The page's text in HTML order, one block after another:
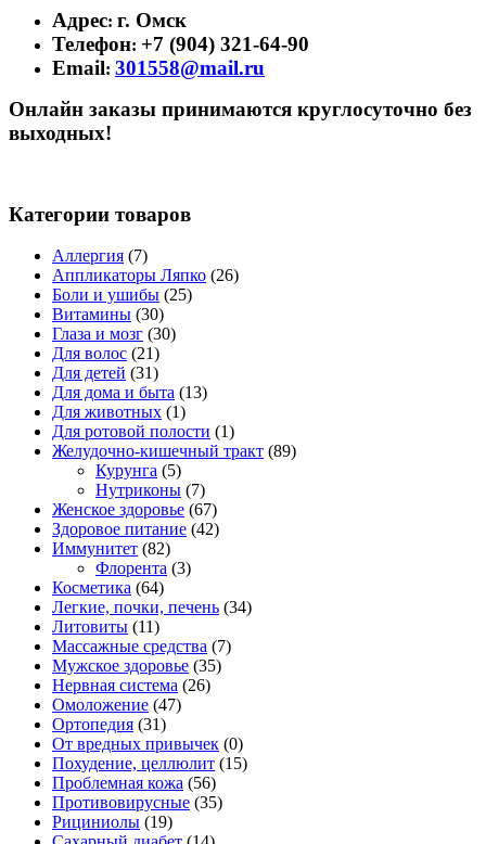
Адрес: г. Омск
Телефон: +7 (904) 321-64-90
Email: 301558@mail.ru
Онлайн заказы принимаются круглосуточно без
выходных!
Категории товаров
Аллергия (7)
Аппликаторы Ляпко (26)
Боли и ушибы (25)
Витамины (30)
Глаза и мозг (30)
Для волос (21)
Для детей (31)
Для дома и быта (13)
Для животных (1)
Для ротовой полости (1)
Желудочно-кишечный тракт (89)
Курунга (5)
Нутриконы (7)
Женское здоровье (67)
Здоровое питание (42)
Иммунитет (82)
Флорента (3)
Косметика (64)
Легкие, почки, печень (34)
Литовиты (11)
Массажные средства (7)
Мужское здоровье (35)
Нервная система (26)
Омоложение (47)
Ортопедия (31)
От вредных привычек (0)
Похудение, целлюлит (15)
Проблемная кожа (56)
Противовирусные (35)
Рициниолы (19)